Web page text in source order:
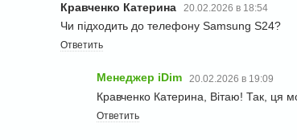
Кравченко Катерина 20.02.2026 в 18:54
Чи підходить до телефону Samsung S24?
Ответить
Менеджер iDim 20.02.2026 в 19:09
Кравченко Катерина, Вітаю! Так, ця
Ответить